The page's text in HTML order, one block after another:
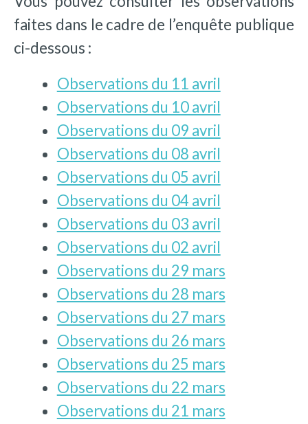
faites dans le cadre de l’enquête publique
ci-dessous :
Observations du 11 avril
Observations du 10 avril
Observations du 09 avril
Observations du 08 avril
Observations du 05 avril
Observations du 04 avril
Observations du 03 avril
Observations du 02 avril
Observations du 29 mars
Observations du 28 mars
Observations du 27 mars
Observations du 26 mars
Observations du 25 mars
Observations du 22 mars
Observations du 21 mars